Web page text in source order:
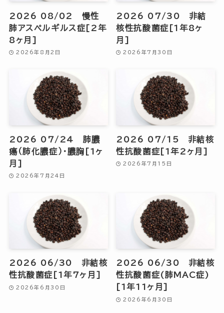
2026 08/02 慢性
肺アスペルギルス症[2年
8ヶ月]
2026年8月2日
2026 07/30 非結
核性抗酸菌症[1年8ヶ
月]
2026年7月30日
2026 07/24 肺膿
瘍（肺化膿症）・膿胸[1ヶ
月]
2026年7月24日
2026 07/15 非結核
性抗酸菌症[1年2ヶ月]
2026年7月15日
2026 06/30 非結核
性抗酸菌症[1年7ヶ月]
2026年6月30日
2026 06/30 非結核
性抗酸菌症(肺MAC症)
[1年11ヶ月]
2026年6月30日